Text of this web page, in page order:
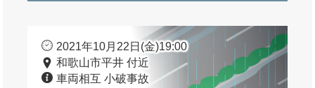
2021年10月22日(金)19:00
和歌山市平井 付近
車両相互 小破事故